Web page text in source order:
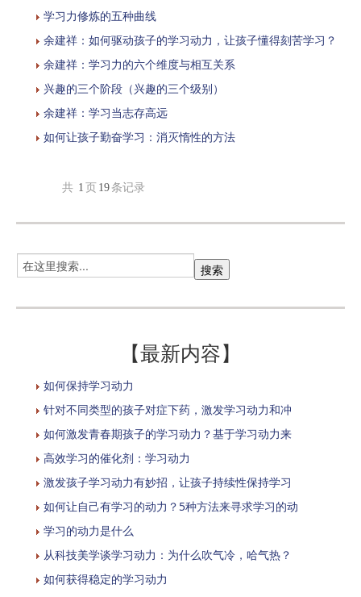
学习力修炼的五种曲线
余建祥：如何驱动孩子的学习动力，让孩子懂得刻苦学习？
余建祥：学习力的六个维度与相互关系
兴趣的三个阶段（兴趣的三个级别）
余建祥：学习当志存高远
如何让孩子勤奋学习：消灭惰性的方法
共 1 页 19 条记录
【最新内容】
如何保持学习动力
针对不同类型的孩子对症下药，激发学习动力和冲
如何激发青春期孩子的学习动力？基于学习动力来
高效学习的催化剂：学习动力
激发孩子学习动力有妙招，让孩子持续性保持学习
如何让自己有学习的动力？5种方法来寻求学习的动
学习的动力是什么
从科技美学谈学习动力：为什么吹气冷，哈气热？
如何获得稳定的学习动力